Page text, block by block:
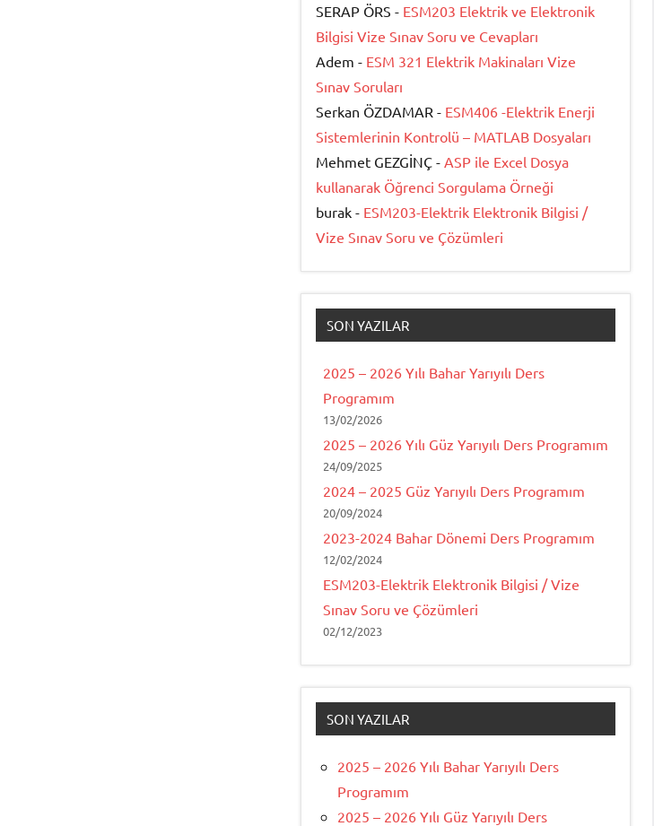
SERAP ÖRS - ESM203 Elektrik ve Elektronik
Bilgisi Vize Sınav Soru ve Cevapları
Adem - ESM 321 Elektrik Makinaları Vize
Sınav Soruları
Serkan ÖZDAMAR - ESM406 -Elektrik Enerji
Sistemlerinin Kontrolü – MATLAB Dosyaları
Mehmet GEZGİNÇ - ASP ile Excel Dosya
kullanarak Öğrenci Sorgulama Örneği
burak - ESM203-Elektrik Elektronik Bilgisi /
Vize Sınav Soru ve Çözümleri
SON YAZILAR
2025 – 2026 Yılı Bahar Yarıyılı Ders
Programım
13/02/2026
2025 – 2026 Yılı Güz Yarıyılı Ders Programım
24/09/2025
2024 – 2025 Güz Yarıyılı Ders Programım
20/09/2024
2023-2024 Bahar Dönemi Ders Programım
12/02/2024
ESM203-Elektrik Elektronik Bilgisi / Vize
Sınav Soru ve Çözümleri
02/12/2023
SON YAZILAR
2025 – 2026 Yılı Bahar Yarıyılı Ders
Programım
2025 – 2026 Yılı Güz Yarıyılı Ders